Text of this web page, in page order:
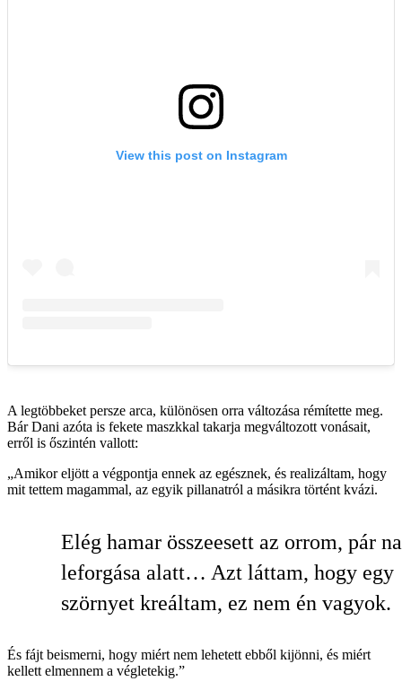
A legtöbbeket persze arca, különösen orra változása rémítette meg.
Bár Dani azóta is fekete maszkkal takarja megváltozott vonásait,
erről is őszintén vallott:
„Amikor eljött a végpontja ennek az egésznek, és realizáltam, hogy
mit tettem magammal, az egyik pillanatról a másikra történt kvázi.
Elég hamar összeesett az orrom, pár
leforgása alatt… Azt láttam, hogy egy
szörnyet kreáltam, ez nem én vagyok.
És fájt beismerni, hogy miért nem lehetett ebből kijönni, és miért
kellett elmennem a végletekig.”